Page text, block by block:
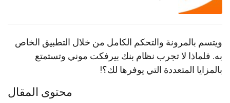
ويتسم بالمرونة والتحكم الكامل من خلال التطبيق الخاص
به. فلماذا لا تجرب نظام بنك بيرفكت موني وتستمتع
بالمزايا المتعددة التي يوفرها لك؟!
محتوى المقال